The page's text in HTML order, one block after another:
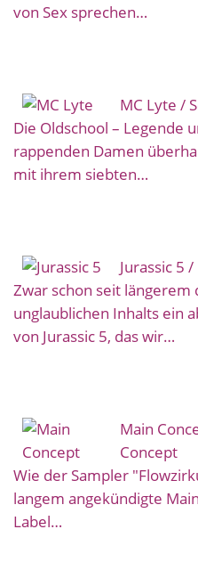
von Sex sprechen…
MC Lyte /
Die Oldschool – Legende
rappenden Damen
mit ihrem siebten…
Jurassic 5 /
Zwar schon seit
unglaublichen Inhalts ein
von Jurassic 5, das wir…
Main
Concept
Wie der Sampler
langem angekündigte
Label…